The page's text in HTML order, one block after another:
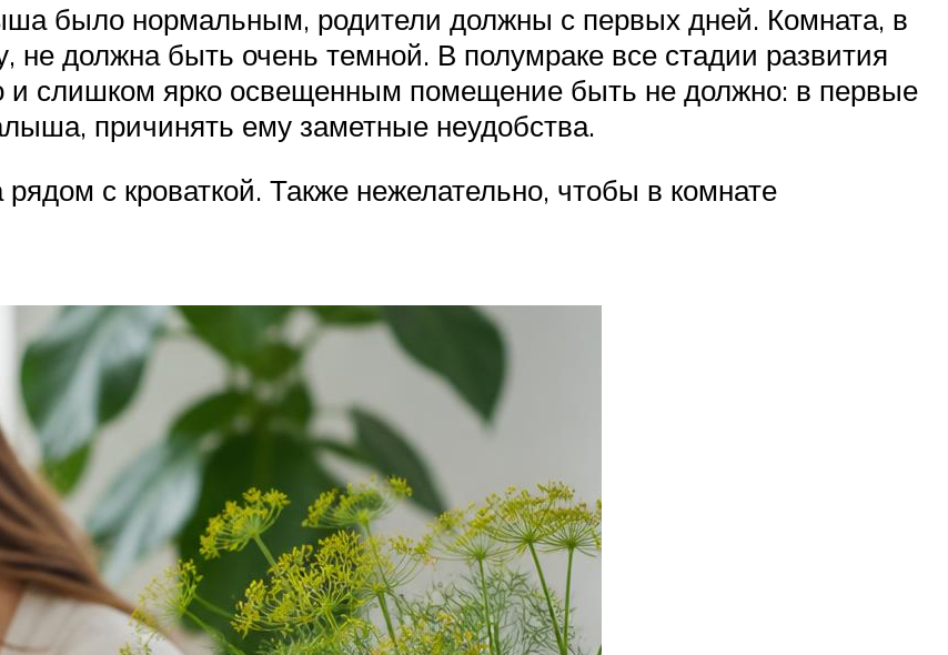
было нормальным, родители должны с первых дней. Комната, в
не должна быть очень темной. В полумраке все стадии развития
и слишком ярко освещенным помещение быть не должно: в первые
причинять ему заметные неудобства.
с кроваткой. Также нежелательно, чтобы в комнате